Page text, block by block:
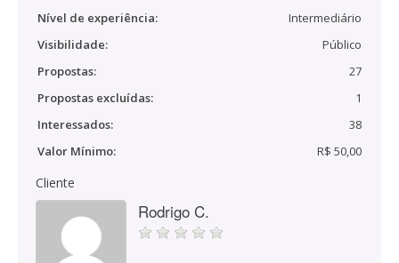
Nível de experiência:
Intermediário
Visibilidade:
Público
Propostas:
27
Propostas excluídas:
1
Interessados:
38
Valor Mínimo:
R$ 50,00
Cliente
Rodrigo C.